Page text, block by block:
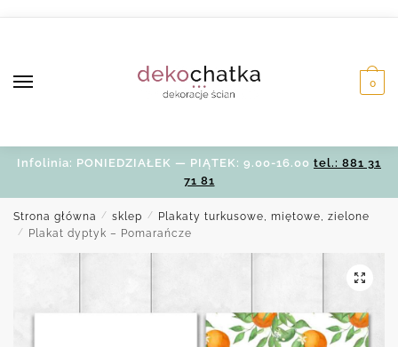
0
Infolinia: PONIEDZIAŁEK — PIĄTEK: 9.00-16.00 tel.: 881 31
71 81
Strona główna / sklep / Plakaty turkusowe, miętowe, zielone
/ Plakat dyptyk – Pomarańcze